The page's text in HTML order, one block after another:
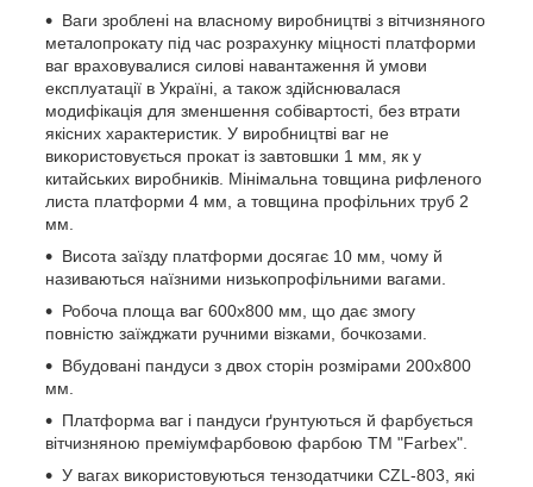
Ваги зроблені на власному виробництві з вітчизняного
металопрокату під час розрахунку міцності платформи
ваг враховувалися силові навантаження й умови
експлуатації в Україні, а також здійснювалася
модифікація для зменшення собівартості, без втрати
якісних характеристик. У виробництві ваг не
використовується прокат із завтовшки 1 мм, як у
китайських виробників. Мінімальна товщина рифленого
листа платформи 4 мм, а товщина профільних труб 2
мм.
Висота заїзду платформи досягає 10 мм, чому й
називаються наїзними низькопрофільними вагами.
Робоча площа ваг 600х800 мм, що дає змогу
повністю заїжджати ручними візками, бочкозами.
Вбудовані пандуси з двох сторін розмірами 200х800
мм.
Платформа ваг і пандуси ґрунтуються й фарбується
вітчизняною преміумфарбовою фарбою ТМ "Farbex".
У вагах використовуються тензодатчики CZL-803, які